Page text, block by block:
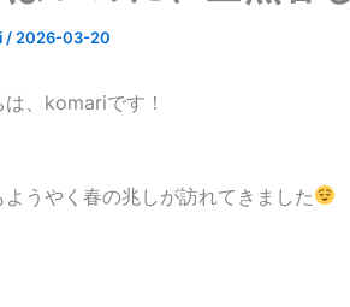
/ 2026-03-20
は、komariです！
ようやく春の兆しが訪れてきました